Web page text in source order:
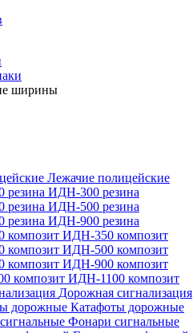
ширины
Лежачие полицейские
ИДН-300 резина
ИДН-500 резина
ИДН-900 резина
ИДН-350 композит
ИДН-500 композит
ИДН-900 композит
ИДН-1100 композит
Дорожная сигнализация
Катафоты дорожные
Фонари сигнальные